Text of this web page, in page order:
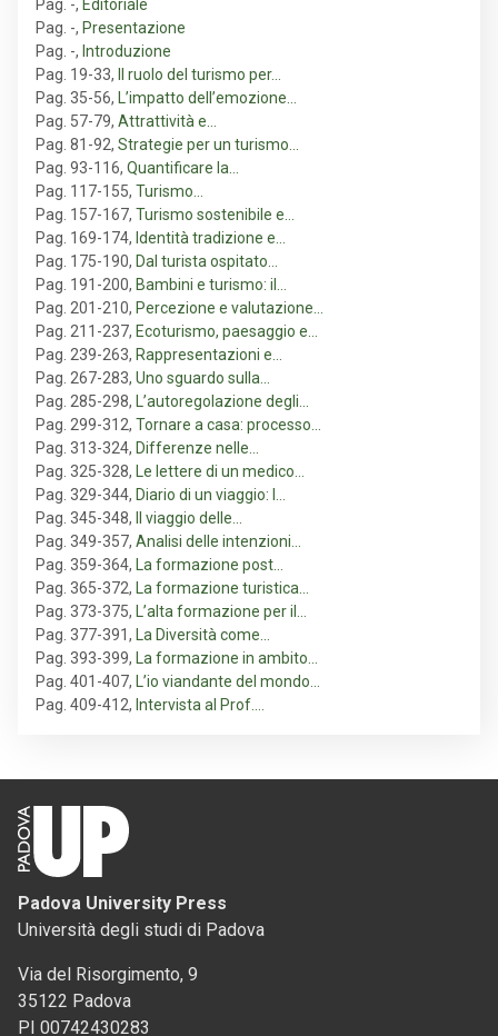
Pag. -, Editoriale
Pag. -, Presentazione
Pag. -, Introduzione
Pag. 19-33,
Il ruolo del turismo per…
Pag. 35-56,
L’impatto dell’emozione…
Pag. 57-79, Attrattività e…
Pag. 81-92, Strategie per un turismo…
Pag. 93-116, Quantificare la…
Pag. 117-155, Turismo…
Pag. 157-167, Turismo sostenibile e…
Pag. 169-174, Identità tradizione e…
Pag. 175-190, Dal turista ospitato…
Pag. 191-200, Bambini e turismo: il…
Pag. 201-210, Percezione e valutazione…
Pag. 211-237, Ecoturismo, paesaggio e…
Pag. 239-263, Rappresentazioni e…
Pag. 267-283, Uno sguardo sulla…
Pag. 285-298,
L’autoregolazione degli…
Pag. 299-312, Tornare a casa: processo…
Pag. 313-324, Differenze nelle…
Pag. 325-328,
Le lettere di un medico…
Pag. 329-344, Diario di un viaggio: l…
Pag. 345-348,
Il viaggio delle…
Pag. 349-357, Analisi delle intenzioni…
Pag. 359-364,
La formazione post…
Pag. 365-372,
La formazione turistica…
Pag. 373-375,
L’alta formazione per il…
Pag. 377-391,
La Diversità come…
Pag. 393-399,
La formazione in ambito…
Pag. 401-407,
L’io viandante del mondo…
Pag. 409-412, Intervista al Prof.…
Padova University Press
Università degli studi di Padova
Via del Risorgimento, 9
35122 Padova
PI 00742430283